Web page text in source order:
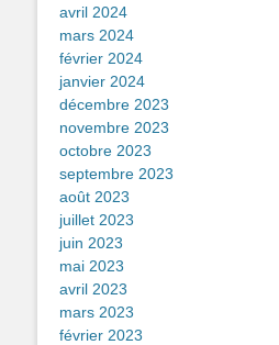
avril 2024
mars 2024
février 2024
janvier 2024
décembre 2023
novembre 2023
octobre 2023
septembre 2023
août 2023
juillet 2023
juin 2023
mai 2023
avril 2023
mars 2023
février 2023